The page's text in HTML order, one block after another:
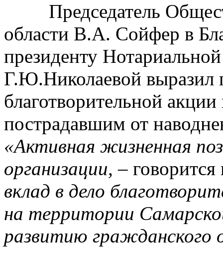
Председатель
области В.А. Сойфер в
президенту
Г.Ю.Николаевой выразил
благотворительной
пострадавшим от
«Активная жизненная
организации, –
вклад в дело
на территории
развитию гражданского